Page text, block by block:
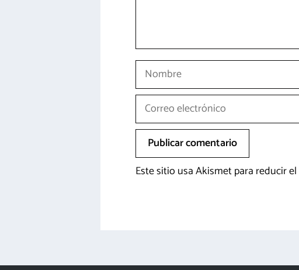
Nombre
Correo
electrónico
Este sitio usa Akismet para reducir